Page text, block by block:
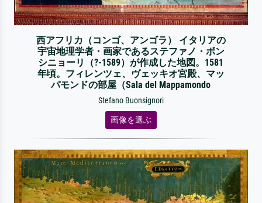
西アフリカ（コンゴ、アンゴラ） イタリアの
宇宙地理学者・画家であるステファノ・ボン
シニョーリ（?-1589）が作成した地図。1581
年頃。フィレンツェ、ヴェッキオ宮殿、マッ
パモンドの部屋（Sala del Mappamondo
Stefano Buonsignori
画像を選ぶ